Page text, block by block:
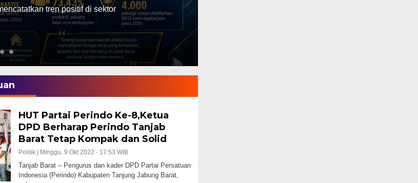
tren positif di sektor
HUT Partai Perindo Ke-8,Ketua
DPD Berharap Perindo Tanjab
Barat Tetap Kompak dan Solid
Politik | Minggu, 9 Okt 2022 - 17:53 WIB
Tanjab Barat – Pengurus dan kader DPD Partai Persatuan
Indonesia (Perindo) Kabupaten Tanjung Jabung Barat,